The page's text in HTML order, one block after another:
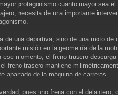
protagonismo cuanto mayor sea
necesita de una importante
de una deportiva, sino de una moto
misión en la geometría de la
momento, el freno trasero
freno trasero mantiene
apartado de la máquina de carreras.
pues uno frena con el